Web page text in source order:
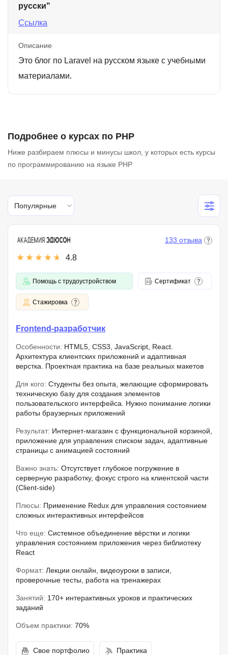
русски"
Ссылка
Описание
Это блог по Laravel на русском языке с учебными
материалами.
Подробнее о курсах по PHP
Ниже разбираем плюсы и минусы школ, у которых есть курсы
по программированию на языке PHP
Популярные
4.8
133 отзыва
Помощь с трудоустройством Сертификат
Стажировка
Frontend-разработчик
Особенности: HTML5, CSS3, JavaScript, React.
Архитектура клиентских приложений и адаптивная
верстка. Проектная практика на базе реальных макетов
Для кого: Студенты без опыта, желающие сформировать
техническую базу для создания элементов
пользовательского интерфейса. Нужно понимание логики
работы браузерных приложений
Результат: Интернет-магазин с функциональной корзиной,
приложение для управления списком задач, адаптивные
страницы с анимацией состояний
Важно знать: Отсутствует глубокое погружение в
серверную разработку, фокус строго на клиентской части
(Client-side)
Плюсы: Применение Redux для управления состоянием
сложных интерактивных интерфейсов
Что еще: Системное объединение вёрстки и логики
управления состоянием приложения через библиотеку
React
Формат: Лекции онлайн, видеоуроки в записи,
проверочные тесты, работа на тренажерах
Занятий: 170+ интерактивных уроков и практических
заданий
Объем практики: 70%
Свое портфолио Практика